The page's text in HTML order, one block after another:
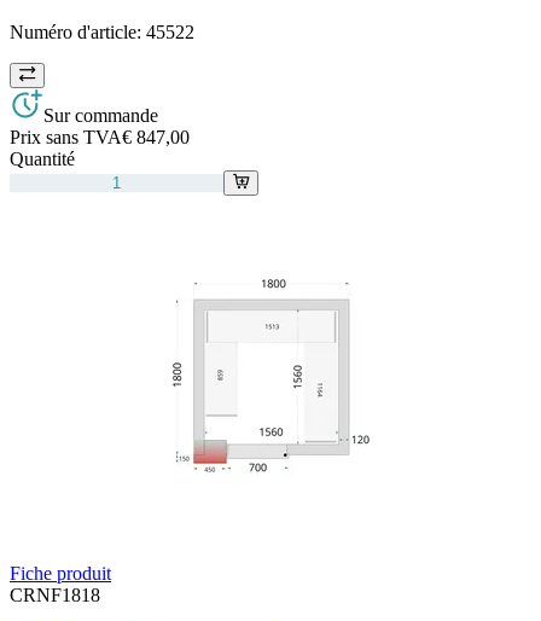
Numéro d'article: 45522
Sur commande
Prix sans TVA€ 847,00
Quantité
Fiche produit
CRNF1818